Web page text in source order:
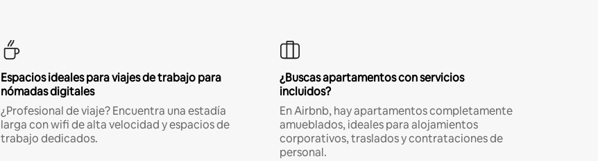
Espacios ideales para viajes de trabajo para
nómadas digitales
¿Profesional de viaje? Encuentra una estadía
larga con wifi de alta velocidad y espacios de
trabajo dedicados.
¿Buscas apartamentos con servicios
incluidos?
En Airbnb, hay apartamentos completamente
amueblados, ideales para alojamientos
corporativos, traslados y contrataciones de
personal.